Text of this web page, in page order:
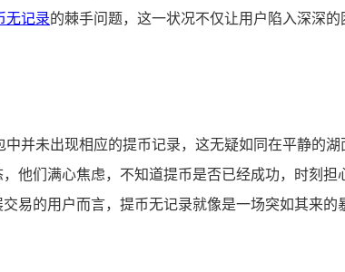
无记录的棘手问题，这一状况不仅让用户陷入深深
并未出现相应的提币记录，这无疑如同在平静的
他们满心焦虑，不知道提币是否已经成功，时刻
易的用户而言，提币无记录就像是一场突如其来